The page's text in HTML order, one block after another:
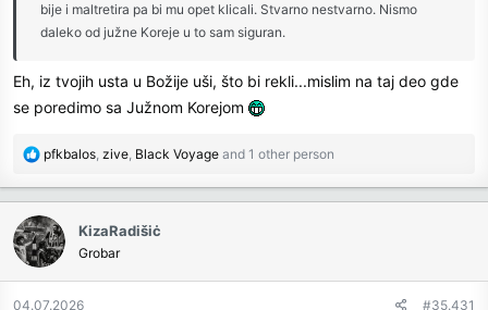
bije i maltretira pa bi mu opet klicali. Stvarno nestvarno. Nismo
daleko od južne Koreje u to sam siguran.
Eh, iz tvojih usta u Božije uši, što bi rekli...mislim na taj deo gde
se poredimo sa Južnom Korejom
R
c
t
i
o
n
pfkbalos, zive, Black Voyage and 1 other person
KizaRadišiċ
Grobar
04.07.2026 #35.431